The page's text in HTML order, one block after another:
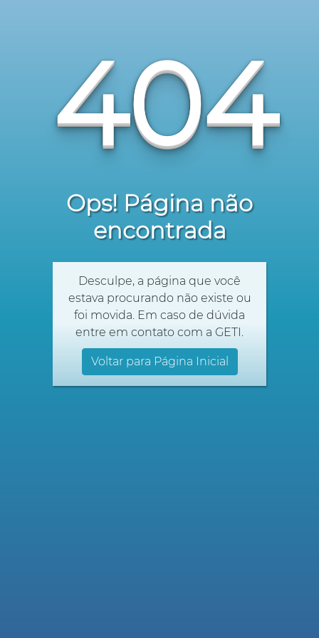
404
Ops! Página não
encontrada
Desculpe, a página que você
estava procurando não existe ou
foi movida. Em caso de dúvida
entre em contato com a GETI.
Voltar para Página Inicial